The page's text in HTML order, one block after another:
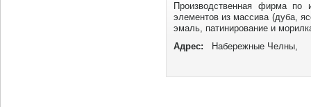
Производственная фирма по
элементов из массива (дуба,
эмаль, патинирование и
Адрес:
Набережные Челны,